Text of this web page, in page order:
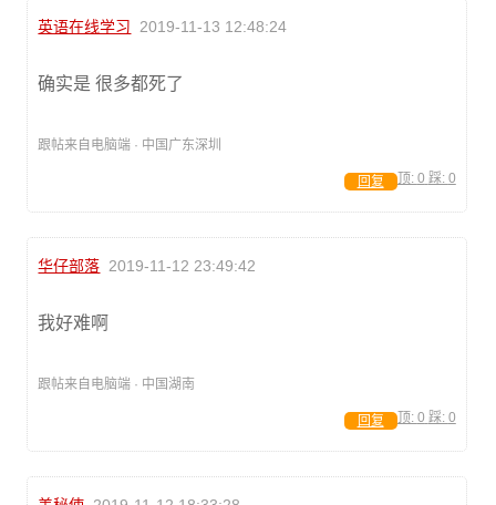
英语在线学习 2019-11-13 12:48:24
确实是 很多都死了
跟帖来自电脑端 · 中国广东深圳
顶: 0 踩: 0
回复
华仔部落 2019-11-12 23:49:42
我好难啊
跟帖来自电脑端 · 中国湖南
顶: 0 踩: 0
回复